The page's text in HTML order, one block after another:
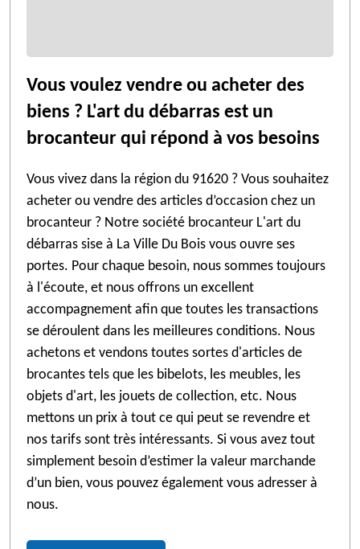
Vous voulez vendre ou acheter des
biens ? L'art du débarras est un
brocanteur qui répond à vos besoins
Vous vivez dans la région du 91620 ? Vous souhaitez
acheter ou vendre des articles d’occasion chez un
brocanteur ? Notre société brocanteur L'art du
débarras sise à La Ville Du Bois vous ouvre ses
portes. Pour chaque besoin, nous sommes toujours
à l'écoute, et nous offrons un excellent
accompagnement afin que toutes les transactions
se déroulent dans les meilleures conditions. Nous
achetons et vendons toutes sortes d'articles de
brocantes tels que les bibelots, les meubles, les
objets d'art, les jouets de collection, etc. Nous
mettons un prix à tout ce qui peut se revendre et
nos tarifs sont très intéressants. Si vous avez tout
simplement besoin d’estimer la valeur marchande
d’un bien, vous pouvez également vous adresser à
nous.